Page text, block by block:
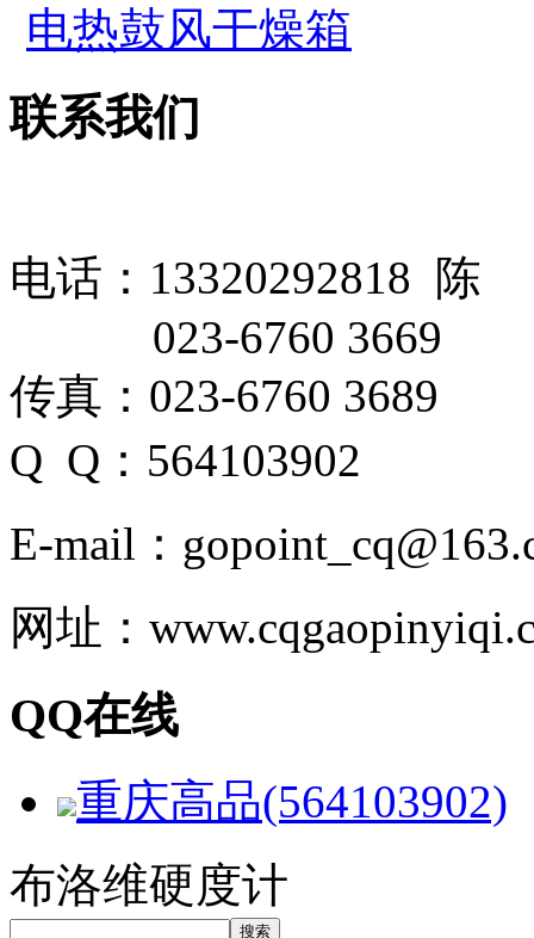
电热鼓风干燥箱
联系我们
电话：13320292818 陈
023-6760 3669
传真：023-6760 3689
Q Q：564103902
E-mail：
网址：
QQ在线
重庆高品(564103902)
布洛维硬度计